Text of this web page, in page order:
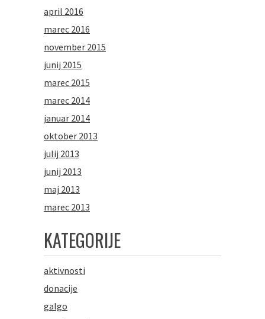
april 2016
marec 2016
november 2015
junij 2015
marec 2015
marec 2014
januar 2014
oktober 2013
julij 2013
junij 2013
maj 2013
marec 2013
KATEGORIJE
aktivnosti
donacije
galgo